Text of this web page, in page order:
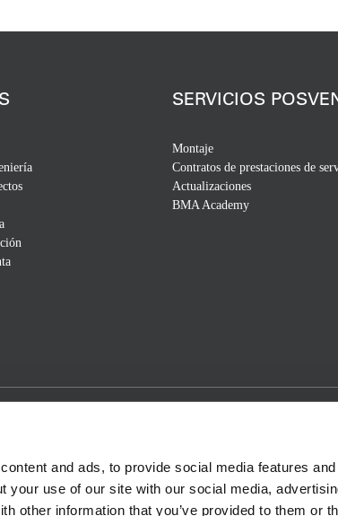
and ads, to provide social media features
your use of our site with our social media,
other information that you’ve provided to them or
SERVICIOS
Montaje
Contratos de prestaciones de
Actualizaciones
BMA Academy